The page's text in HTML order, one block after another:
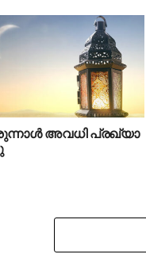
അ​വ​ധി പ്ര​ഖ്യാ​